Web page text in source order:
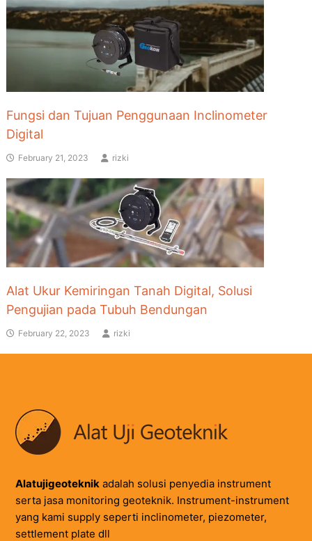
Fungsi dan Tujuan Penggunaan Inclinometer
Digital
February 21, 2023 rizki
Alat Ukur Kemiringan Tanah Digital, Solusi
Pengujian pada Tubuh Bendungan
February 22, 2023 rizki
Alatujigeoteknikadalah solusi penyedia instrument
serta jasa monitoring geoteknik. Instrument-instrument
yang kami supply seperti inclinometer, piezometer,
settlement plate dll